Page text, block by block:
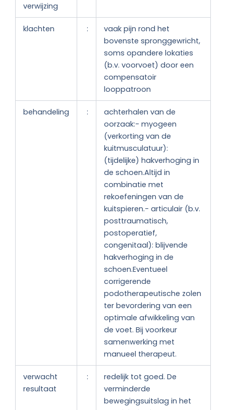
verwijzing
klachten :
vaak pijn rond het
bovenste spronggewricht,
soms opandere lokaties
(b.v. voorvoet) door een
compensatoir
looppatroon
behandeling :
achterhalen van de
oorzaak:- myogeen
(verkorting van de
kuitmusculatuur):
(tijdelijke) hakverhoging in
de schoen.Altijd in
combinatie met
rekoefeningen van de
kuitspieren.- articulair (b.v.
posttraumatisch,
postoperatief,
congenitaal): blijvende
hakverhoging in de
schoen.Eventueel
corrigerende
podotherapeutische zolen
ter bevordering van een
optimale afwikkeling van
de voet. Bij voorkeur
samenwerking met
manueel therapeut.
verwacht
resultaat
:
redelijk tot goed. De
verminderde
bewegingsuitslag in het